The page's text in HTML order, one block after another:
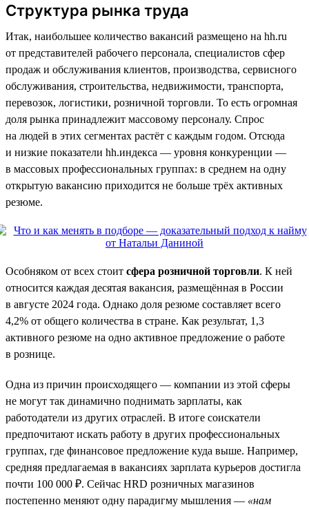
Структура рынка труда
Итак, наибольшее количество вакансий размещено на hh.ru
от представителей рабочего персонала, специалистов сфер
продаж и обслуживания клиентов, производства, сервисного
обслуживания, строительства, недвижимости, транспорта,
перевозок, логистики, розничной торговли. То есть огромная
доля рынка принадлежит массовому персоналу. Спрос
на людей в этих сегментах растёт с каждым годом. Отсюда
и низкие показатели hh.индекса — уровня конкуренции —
в массовых профессиональных группах: в среднем на одну
открытую вакансию приходится не больше трёх активных
резюме.
Особняком от всех стоит сфера розничной торговли. К ней
относится каждая десятая вакансия, размещённая в России
в августе 2024 года. Однако доля резюме составляет всего
4,2% от общего количества в стране. Как результат, 1,3
активного резюме на одно активное предложение о работе
в рознице.
Одна из причин происходящего — компании из этой сферы
не могут так динамично поднимать зарплаты, как
работодатели из других отраслей. В итоге соискатели
предпочитают искать работу в других профессиональных
группах, где финансовое предложение куда выше. Например,
средняя предлагаемая в вакансиях зарплата курьеров достигла
почти 100 000 ₽. Сейчас HRD розничных магазинов
постепенно меняют одну парадигму мышления — «нам